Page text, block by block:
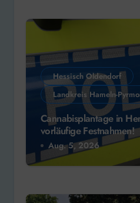
Hessisch Oldendorf
Landkreis Hameln-
Cannabisplantage in
vorläufige Festnahmen!
Aug. 5, 2026